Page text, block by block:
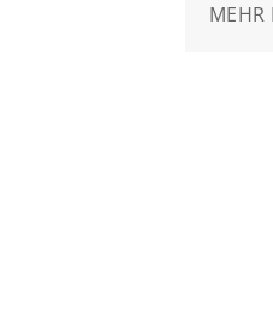
MEHR